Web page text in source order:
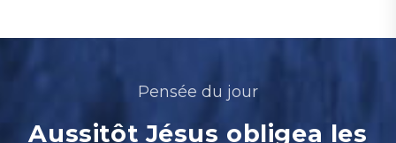
Pensée du jour
Aussitôt Jésus obligea les